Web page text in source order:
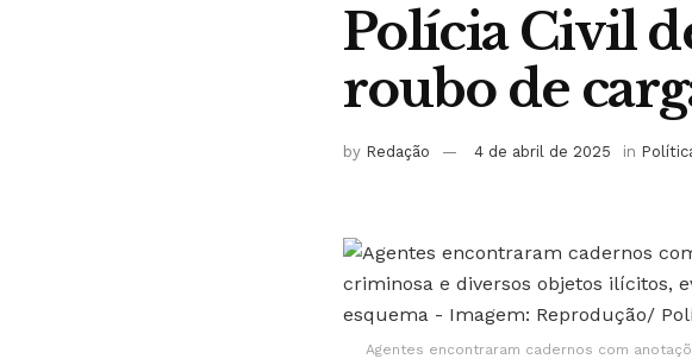
Polícia Civil
roubo de
by Redação 4 de abril de 2025 in
Agentes encontraram cadernos com